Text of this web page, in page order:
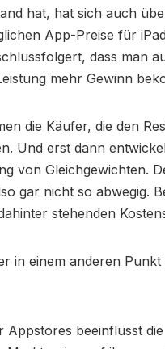
hat, hat sich auch
App-Preise für
dass man
mehr Gewinn
die Käufer, die den
Und erst dann
von Gleichgewichten.
gar nicht so abwegig.
stehenden
in einem anderen Punkt
Appstores beeinflusst die